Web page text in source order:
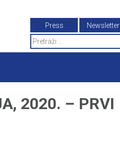
Press Newsletter
2020. – PRVI